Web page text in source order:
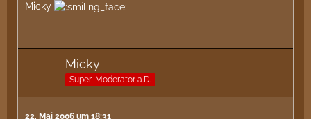
Micky
Micky
Super-Moderator a.D.
22. Mai 2006 um 18:31